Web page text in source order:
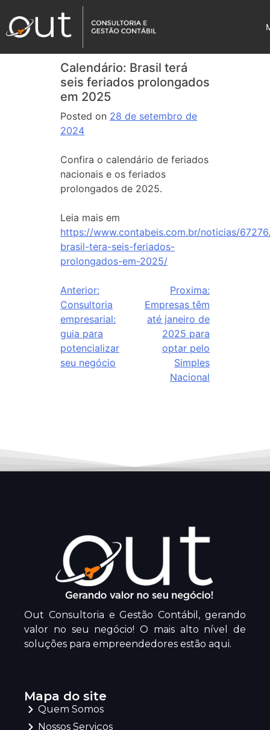
Calendário: Brasil terá
seis feriados prolongados
em 2025
Posted on 28 de setembro de
2024
Confira o calendário de feriados
nacionais e os feriados
prolongados de 2025.
Leia mais em
https://www.contabeis.com.br/noticias/
brasil-tera-seis-feriados-
prolongados-em-2025/
Anterior:
Consultoria
empresarial:
guia para
potencializar
seu negócio
Proxima:
Empresas têm
até janeiro de
2025 para
optar pelo
Simples
Nacional
Out Consultoria e Gestão Contábil, gerando
valor no seu negócio! O mais alto nível de
soluções para empreendedores estão aqui.
Mapa do site
Quem Somos
Nossos Serviços